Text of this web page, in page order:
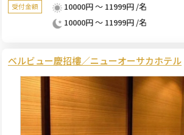
受付金額
10000円 ～ 11999円 /名
10000円 ～ 11999円 /名
ベルビュー慶招樓／ニューオーサカホテル